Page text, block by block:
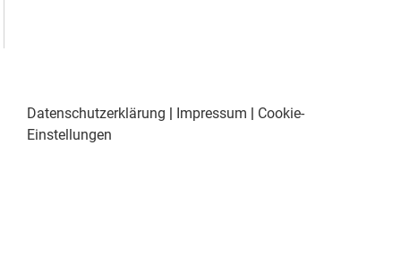
Datenschutzerklärung | Impressum | Cookie-
Einstellungen